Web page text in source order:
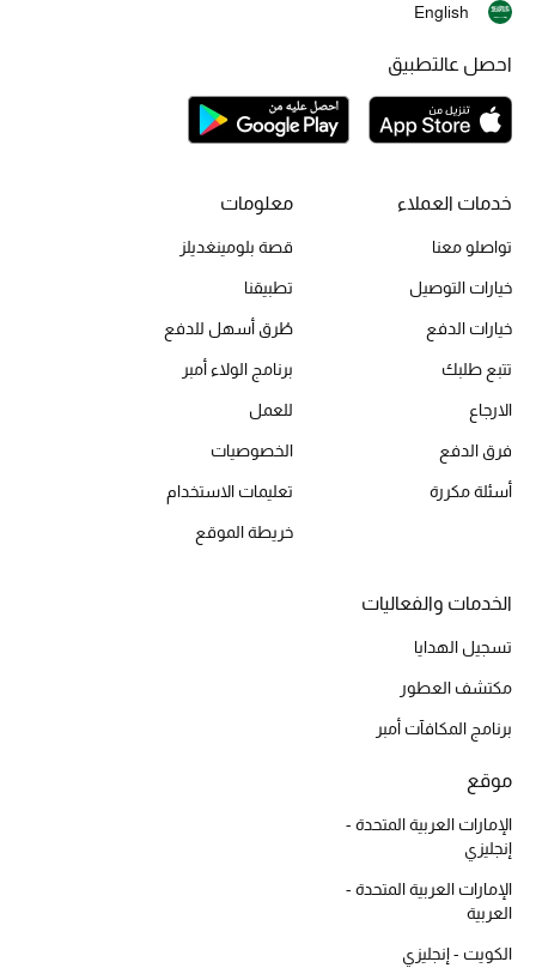
جميع مستحضرات الجمال
العطور
مكتشف العطور
المكياج
العناية بالبشرة
الصحة والعافية
هدايا
أبرز الماركات
ماركات جديدة للجمال
خدمات العملاء
تواصلو معنا
خيارات التوصيل
خيارات الدفع
تتبع طلبك
الارجاع
فرق الدفع
أسئلة مكررة
معلومات
قصة بلومينغديلز
تطبيقنا
طُرق أسهل للدفع
برنامج الولاء أمبر
للعمل
الخصوصيات
تعليمات الاستخدام
خريطة الموقع
الخدمات والفعاليات
تسجيل الهدايا
مكتشف العطور
برنامج المكافآت أمبر
موقع
الإمارات العربية المتحدة -
إنجليزي
الإمارات العربية المتحدة -
العربية
الكويت - إنجليزي
English
احصل عالتطبيق